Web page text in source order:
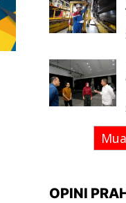
OPINI